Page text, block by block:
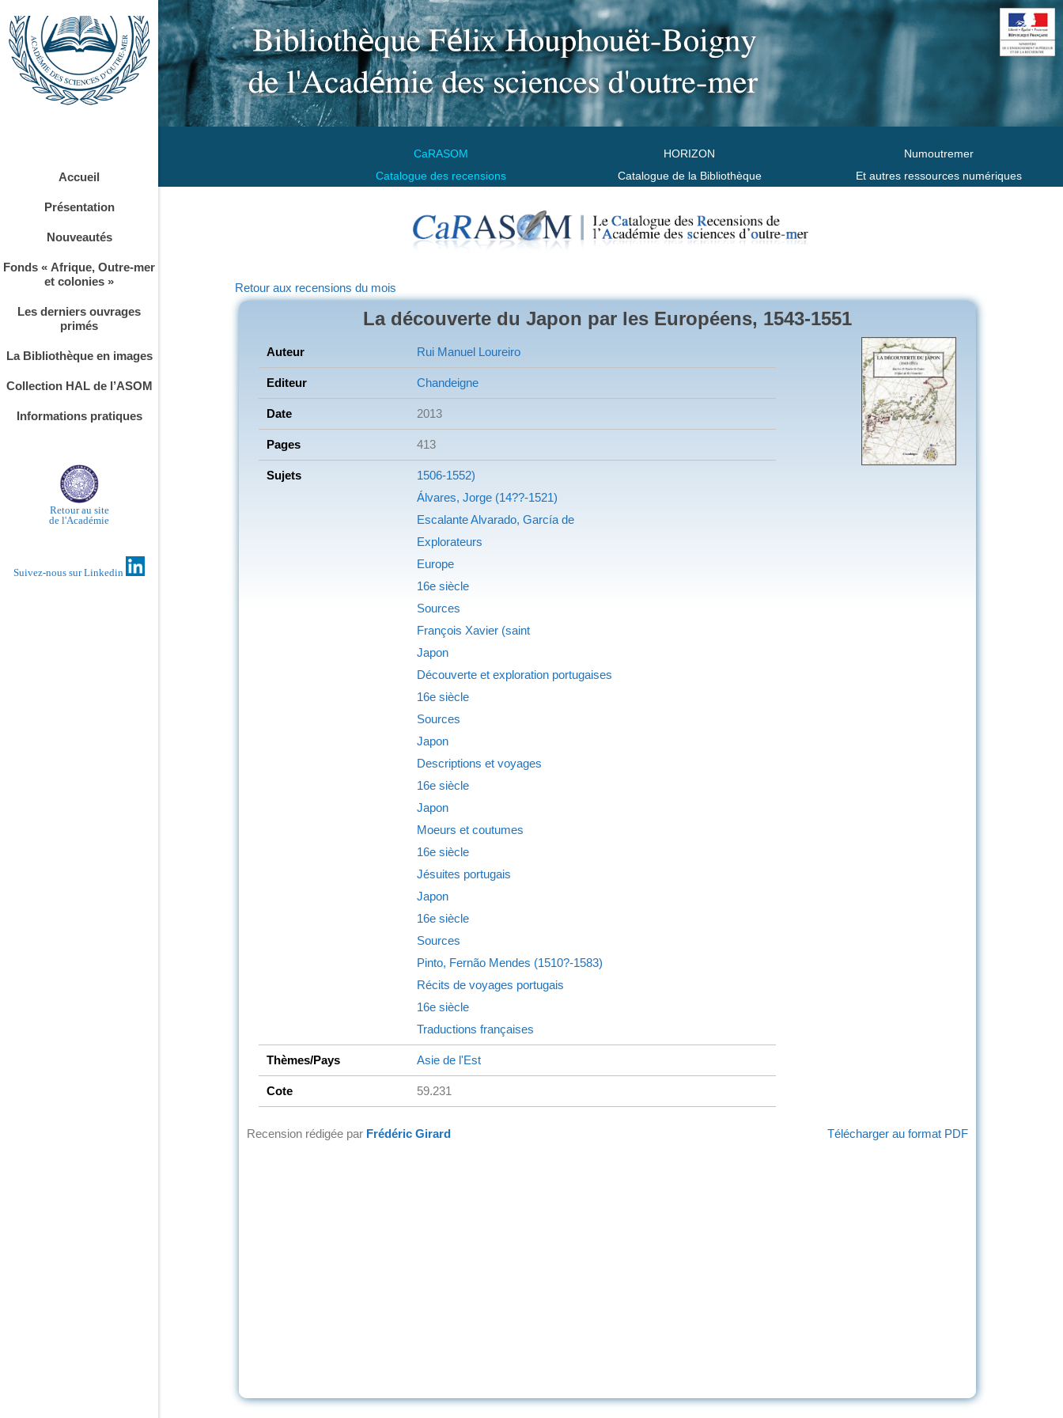
CaRASOM
Catalogue des recensions
HORIZON
Catalogue de la Bibliothèque
Numoutremer
Et autres ressources numériques
Accueil
Présentation
Nouveautés
Fonds « Afrique, Outre-mer
et colonies »
Les derniers ouvrages
primés
La Bibliothèque en images
Collection HAL de l’ASOM
Informations pratiques
Retour au site
de l'Académie
Suivez-nous sur Linkedin
Retour aux recensions du mois
La découverte du Japon par les Européens, 1543-1551
Auteur Rui Manuel Loureiro
Editeur Chandeigne
Date 2013
Pages 413
Sujets
1506-1552)
Álvares, Jorge (14??-1521)
Escalante Alvarado, García de
Explorateurs
Europe
16e siècle
Sources
François Xavier (saint
Japon
Découverte et exploration portugaises
16e siècle
Sources
Japon
Descriptions et voyages
16e siècle
Japon
Moeurs et coutumes
16e siècle
Jésuites portugais
Japon
16e siècle
Sources
Pinto, Fernão Mendes (1510?-1583)
Récits de voyages portugais
16e siècle
Traductions françaises
Thèmes/Pays Asie de l'Est
Cote 59.231
Télécharger au format PDF
Recension rédigée par Frédéric Girard